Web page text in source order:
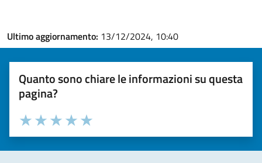
Ultimo aggiornamento: 13/12/2024, 10:40
Quanto sono chiare le informazioni su questa
pagina?
Valuta la chiarezza delle informazioni (da 1 a 5 stelle)
Seleziona il numero di stelle per valutare la chiarezza delle
Valuta 5 stelle su 5
Valuta 4 stelle su 5
Valuta 3 stelle su 5
Valuta 2 stelle su 5
Valuta 1 stelle su 5